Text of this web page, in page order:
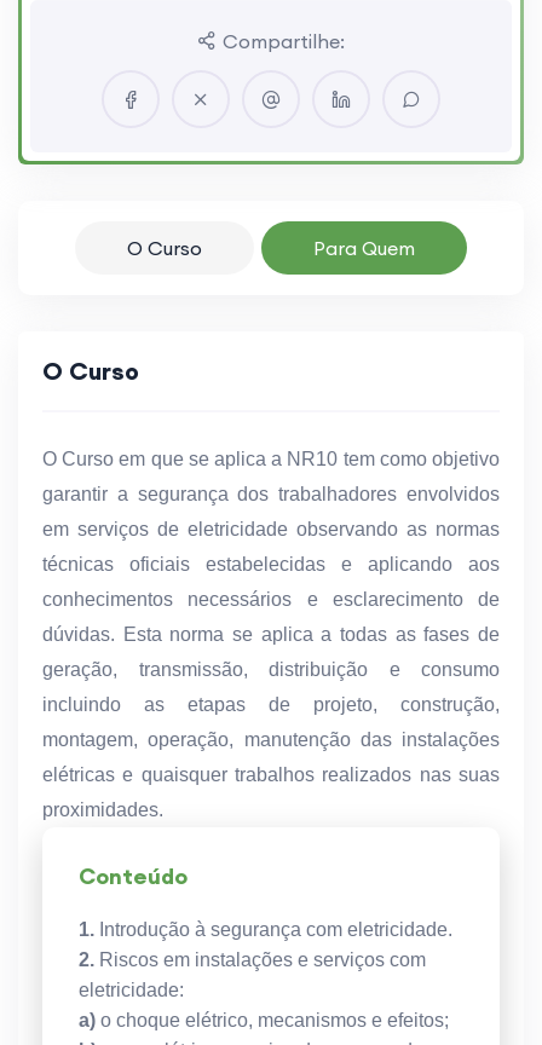
Compartilhe:
O Curso Para Quem
O Curso
O Curso em que se aplica a NR10 tem como objetivo
garantir a segurança dos trabalhadores envolvidos
em serviços de eletricidade observando as normas
técnicas oficiais estabelecidas e aplicando aos
conhecimentos necessários e esclarecimento de
dúvidas. Esta norma se aplica a todas as fases de
geração, transmissão, distribuição e consumo
incluindo as etapas de projeto, construção,
montagem, operação, manutenção das instalações
elétricas e quaisquer trabalhos realizados nas suas
proximidades.
Conteúdo
1. Introdução à segurança com eletricidade.
2. Riscos em instalações e serviços com
eletricidade:
a) o choque elétrico, mecanismos e efeitos;